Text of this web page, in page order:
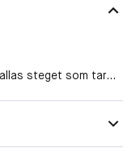
steget som tar
förutom att skapa